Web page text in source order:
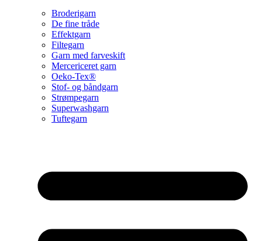
Broderigarn
De fine tråde
Effektgarn
Filtegarn
Garn med farveskift
Mercericeret garn
Oeko-Tex®
Stof- og båndgarn
Strømpegarn
Superwashgarn
Tuftegarn